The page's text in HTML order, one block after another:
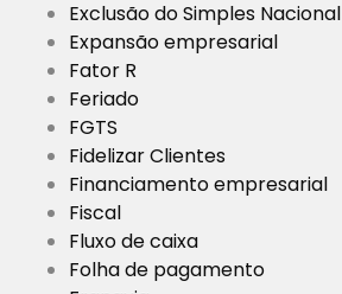
Exclusão do Simples Nacional
Expansão empresarial
Fator R
Feriado
FGTS
Fidelizar Clientes
Financiamento empresarial
Fiscal
Fluxo de caixa
Folha de pagamento